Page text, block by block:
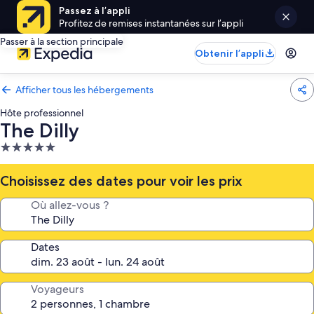
Passez à l’appli
Profitez de remises instantanées sur l’appli
Passer à la section principale
Obtenir l’appli
Afficher tous les hébergements
Hôte professionnel
The Dilly
Hébergement
5.0 étoiles
Choisissez des dates pour voir les prix
Où allez-vous ?
Dates
Voyageurs